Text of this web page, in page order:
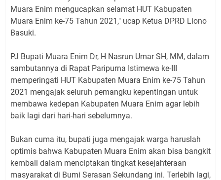
Muara Enim mengucapkan selamat HUT Kabupaten
Muara Enim ke-75 Tahun 2021," ucap Ketua DPRD Liono
Basuki.
PJ Bupati Muara Enim Dr, H Nasrun Umar SH, MM, dalam
sambutannya di Rapat Paripurna Istimewa ke-III
memperingati HUT Kabupaten Muara Enim ke-75 Tahun
2021 mengajak seluruh pemangku kepentingan untuk
membawa kedepan Kabupaten Muara Enim agar lebih
baik lagi dari hari-hari sebelumnya.
Bukan cuma itu, bupati juga mengajak warga haruslah
optimis bahwa Kabupaten Muara Enim akan bisa bangkit
kembali dalam menciptakan tingkat kesejahteraan
masyarakat di Bumi Serasan Sekundang ini. Terlebih lagi,